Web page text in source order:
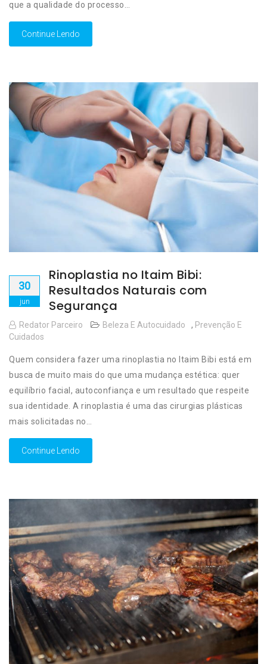
que a qualidade do processo…
Continue Lendo
30
jun
Rinoplastia no Itaim Bibi:
Resultados Naturais com
Segurança
Redator Parceiro Beleza E Autocuidado , Prevenção E
Cuidados
Quem considera fazer uma rinoplastia no Itaim Bibi está em
busca de muito mais do que uma mudança estética: quer
equilíbrio facial, autoconfiança e um resultado que respeite
sua identidade. A rinoplastia é uma das cirurgias plásticas
mais solicitadas no…
Continue Lendo